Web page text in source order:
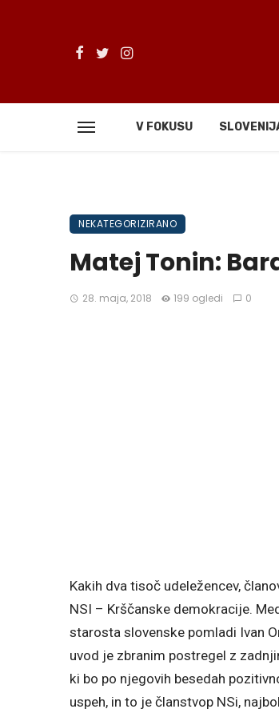
V FOKUSU
NEKATEGORIZIRANO
Matej Tonin:
28. maja, 2018 199 ogledi 0
Kakih dva tisoč udeležencev,
NSI – Krščanske demokracije.
starosta slovenske pomladi Ivan
uvod je zbranim postregel z
ki bo po njegovih besedah
uspeh, in to je članstvop NSi,